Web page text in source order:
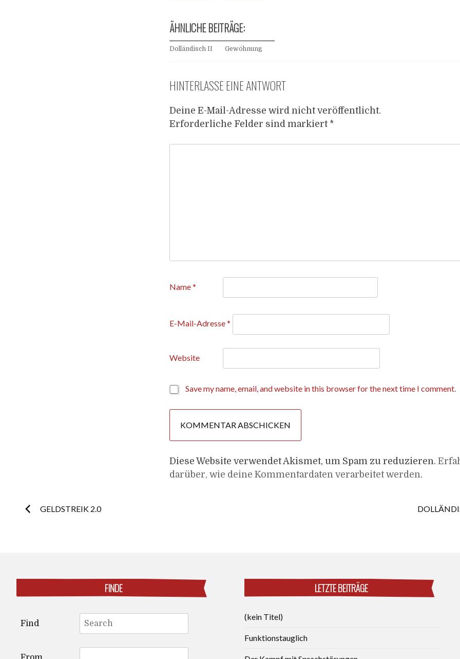
ÄHNLICHE BEITRÄGE:
Dolländisch II Gewöhnung
HINTERLASSE EINE ANTWORT
Deine E-Mail-Adresse wird nicht veröffentlicht.
Erforderliche Felder sind markiert *
Name*
E-Mail-Adresse*
Website
Save my name, email, and website in this browser for the next time I comment.
Diese Website verwendet Akismet, um Spam zu reduzieren.
darüber, wie deine Kommentardaten verarbeitet werden.
Post
GELDSTREIK 2.0
FINDE
for:
Find
LETZTE BEITRÄGE
(kein Titel)
Funktionstauglich